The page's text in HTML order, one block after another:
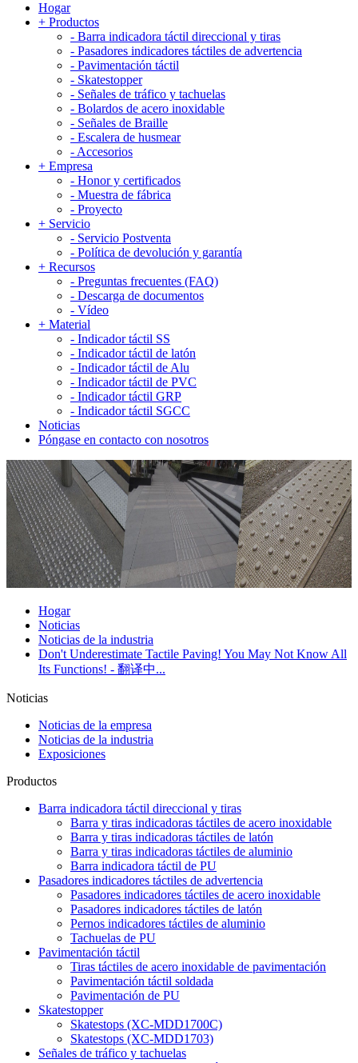
Hogar
+ Productos
- Barra indicadora táctil direccional y tiras
- Pasadores indicadores táctiles de advertencia
- Pavimentación táctil
- Skatestopper
- Señales de tráfico y tachuelas
- Bolardos de acero inoxidable
- Señales de Braille
- Escalera de husmear
- Accesorios
+ Empresa
- Honor y certificados
- Muestra de fábrica
- Proyecto
+ Servicio
- Servicio Postventa
- Política de devolución y garantía
+ Recursos
- Preguntas frecuentes (FAQ)
- Descarga de documentos
- Vídeo
+ Material
- Indicador táctil SS
- Indicador táctil de latón
- Indicador táctil de Alu
- Indicador táctil de PVC
- Indicador táctil GRP
- Indicador táctil SGCC
Noticias
Póngase en contacto con nosotros
Hogar
Noticias
Noticias de la industria
Don't Underestimate Tactile Paving! You May Not Know All
Its Functions! - 翻译中...
Noticias
Noticias de la empresa
Noticias de la industria
Exposiciones
Productos
Barra indicadora táctil direccional y tiras
Barra y tiras indicadoras táctiles de acero inoxidable
Barra y tiras indicadoras táctiles de latón
Barra y tiras indicadoras táctiles de aluminio
Barra indicadora táctil de PU
Pasadores indicadores táctiles de advertencia
Pasadores indicadores táctiles de acero inoxidable
Pasadores indicadores táctiles de latón
Pernos indicadores táctiles de aluminio
Tachuelas de PU
Pavimentación táctil
Tiras táctiles de acero inoxidable de pavimentación
Pavimentación táctil soldada
Pavimentación de PU
Skatestopper
Skatestops (XC-MDD1700C)
Skatestops (XC-MDD1703)
Señales de tráfico y tachuelas